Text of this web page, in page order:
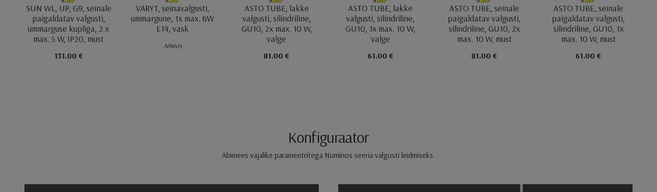
SUN WL, UP, G9, seinale
paigaldatav valgusti,
ümmarguse kupliga, 2 x
max. 5 W, IP20, must
131.00 €
VARYT, seinavalgusti,
ümmargune, 1x max. 6W
E14, vask
Arhiivis
ASTO TUBE, lakke
valgusti, silindriline,
GU10, 2x max. 10 W,
valge
81.00 €
ASTO TUBE, lakke
valgusti, silindriline,
GU10, 1x max. 10 W,
valge
61.00 €
ASTO TUBE, seinale
paigaldatav valgusti,
silindriline, GU10, 2x
max. 10 W, must
81.00 €
ASTO TUBE, seinale
paigaldatav valgusti,
silindriline, GU10, 1x
max. 10 W, must
61.00 €
Konfiguraator
Abimees vajalike parameetritega Numinos seeria valgusti leidmiseks.